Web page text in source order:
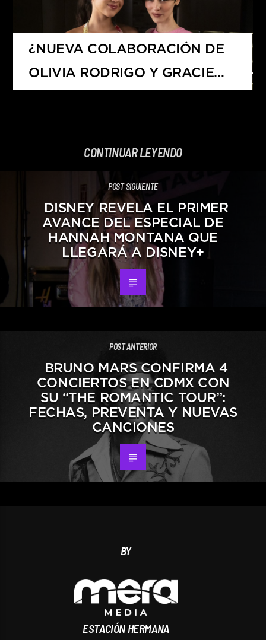
¿NUEVA COLABORACIÓN DE
OLIVIA RODRIGO Y GRACIE
CONTINUAR LEYENDO
POST SIGUIENTE
DISNEY REVELA EL PRIMER
AVANCE DEL ESPECIAL DE
HANNAH MONTANA QUE
LLEGARÁ A DISNEY+
POST ANTERIOR
BRUNO MARS CONFIRMA 4
CONCIERTOS EN CDMX CON
SU “THE ROMANTIC TOUR”:
FECHAS, PREVENTA Y NUEVAS
CANCIONES
BY
ESTACIÓN HERMANA